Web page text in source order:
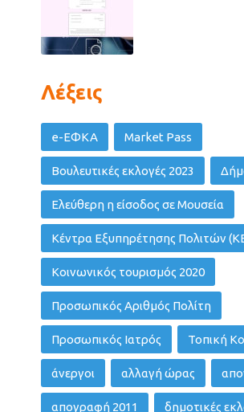
Λέξεις
e-ΕΦΚΑ Market Pass
Βουλευτικές εκλογές 2023
Ελεύθερη η είσοδος σε Μουσεία
Κέντρα Εξυπηρέτησης Πολιτών
Κοινωνικός τουρισμός 2020
Προσωπικός Αριθμός Πολίτη
Προσωπικός Ιατρός Τοπική
άνεργοι αλλαγή ώρας
απογραφή 2011 δημοτικές